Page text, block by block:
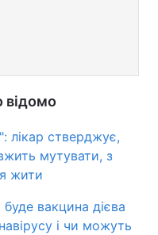
відомо
лікар стверджує,
мутувати, з
жити
вакцина дієва
і чи можуть